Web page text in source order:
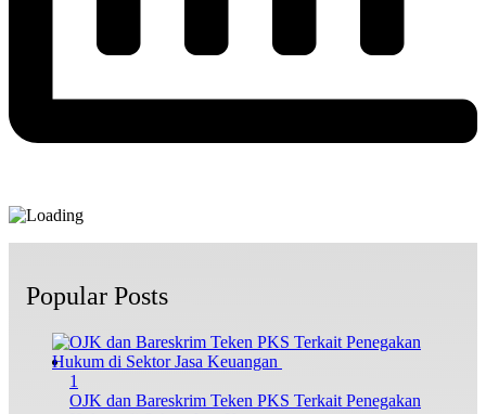
Popular Posts
1
OJK dan Bareskrim Teken PKS Terkait Penegakan